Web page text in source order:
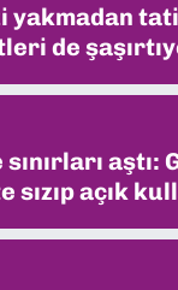
yakmadan
de
açık